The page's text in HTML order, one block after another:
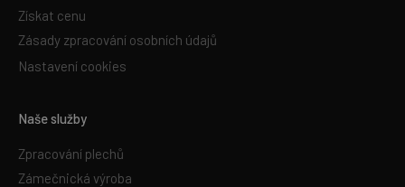
Získat cenu
Zásady zpracování osobních údajů
Nastavení cookies
Naše služby
Zpracování plechů
Zámečnická výroba